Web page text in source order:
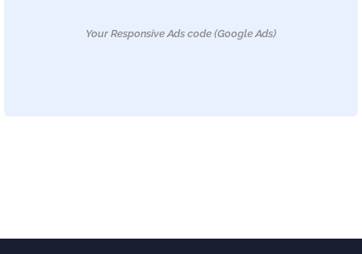
Your Responsive Ads code (Google Ads)